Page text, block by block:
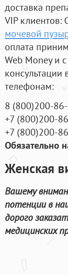
доставка
VIP клиентов:
мочевой
оплата
Web Money и
телефонам:
8 (800)200-
+7 (800)200-
+7 (800)200-
Обязательно
Женская
Вашему
потенции в
дорого
медицинских